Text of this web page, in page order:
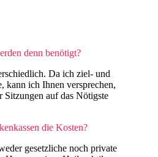
denn benötigt?
Da ich ziel- und
kann ich Ihnen versprechen,
Sitzungen auf das Nötigste
die Kosten?
gesetzliche noch private